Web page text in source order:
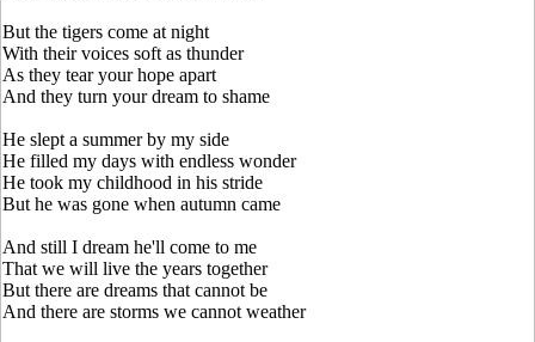
But the tigers come at night
With their voices soft as thunder
As they tear your hope apart
And they turn your dream to shame
He slept a summer by my side
He filled my days with endless wonder
He took my childhood in his stride
But he was gone when autumn came
And still I dream he'll come to me
That we will live the years together
But there are dreams that cannot be
And there are storms we cannot weather